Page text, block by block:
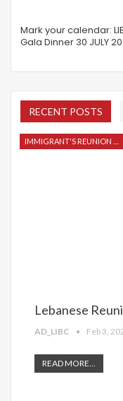
Mark your calendar:
Gala Dinner 30 JULY
RECENT POSTS
Lebanese
AD_LIBC Feb 3,
READ MORE...